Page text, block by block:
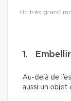
Un très grand
1.
Au-delà de
aussi un objet